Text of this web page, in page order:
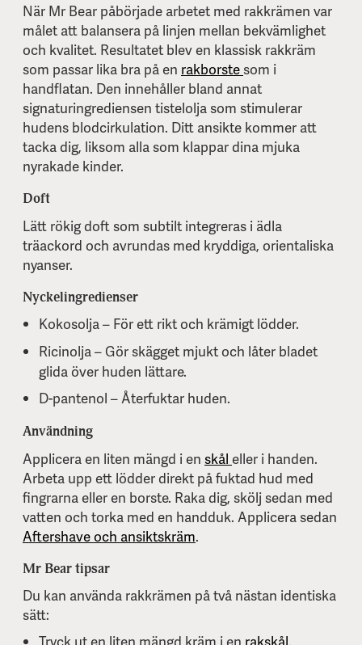
När Mr Bear påbörjade arbetet med rakkrämen var
målet att balansera på linjen mellan bekvämlighet
och kvalitet. Resultatet blev en klassisk rakkräm
som passar lika bra på en rakborstesom i
handflatan. Den innehåller bland annat
signaturingrediensen tistelolja som stimulerar
hudens blodcirkulation. Ditt ansikte kommer att
tacka dig, liksom alla som klappar dina mjuka
nyrakade kinder.
Doft
Lätt rökig doft som subtilt integreras i ädla
träackord och avrundas med kryddiga, orientaliska
nyanser.
Nyckelingredienser
Kokosolja – För ett rikt och krämigt lödder.
Ricinolja – Gör skägget mjukt och låter bladet
glida över huden lättare.
D-pantenol – Återfuktar huden.
Användning
Applicera en liten mängd i en skål eller i handen.
Arbeta upp ett lödder direkt på fuktad hud med
fingrarna eller en borste. Raka dig, skölj sedan med
vatten och torka med en handduk. Applicera sedan
Aftershave och ansiktskräm.
Mr Bear tipsar
Du kan använda rakkrämen på två nästan identiska
sätt:
Tryck ut en liten mängd kräm i en rakskål.